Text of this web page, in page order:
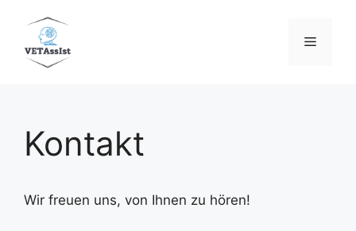
Inhalt
springen
Menü
Kontakt
Wir freuen uns, von Ihnen zu hören!